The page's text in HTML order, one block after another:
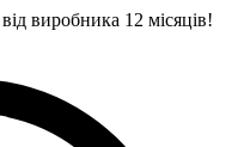
виробника 12 місяців!